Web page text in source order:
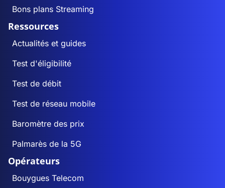
Bons plans Streaming
Ressources
Actualités et guides
Test d'éligibilité
Test de débit
Test de réseau mobile
Baromètre des prix
Palmarès de la 5G
Opérateurs
Bouygues Telecom